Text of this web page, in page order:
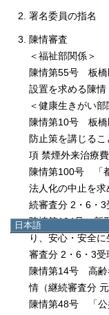
日本語
日本語
English
한국어
简体中文
繁體中文
署名委員の指名
陳情審査
＜福祉部関係＞
陳情第55号 板橋
設置を求める陳情
＜健康生きがい部
陳情第10号 板橋
防止策を講じる
項 禁煙外来治療
陳情第100号 「
法人化の中止を
続審査分 2・6・3
陳情第104号 新
り、安心・安全
審査分 2・6・3受
陳情第14号 高齢
情（継続審査分 元
陳情第48号 「公